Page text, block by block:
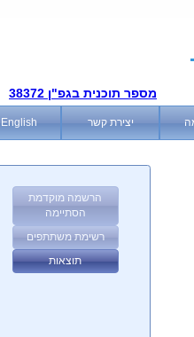
מספר תוכנית בגפ"ן 38372
יצירת קשר English
הרשמה מוקדמת
הסתיימה
רשימת משתתפים
תוצאות